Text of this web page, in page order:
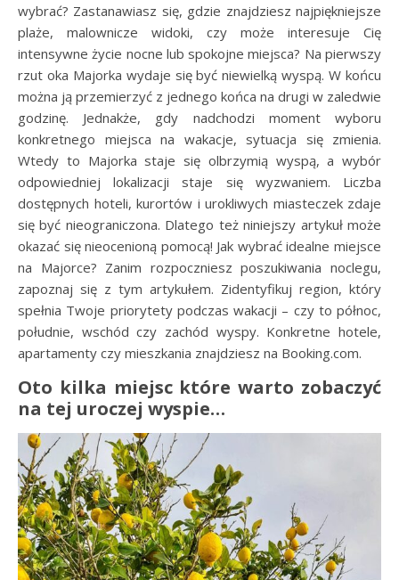
wybrać? Zastanawiasz się, gdzie znajdziesz najpiękniejsze
plaże, malownicze widoki, czy może interesuje Cię
intensywne życie nocne lub spokojne miejsca? Na pierwszy
rzut oka Majorka wydaje się być niewielką wyspą. W końcu
można ją przemierzyć z jednego końca na drugi w zaledwie
godzinę. Jednakże, gdy nadchodzi moment wyboru
konkretnego miejsca na wakacje, sytuacja się zmienia.
Wtedy to Majorka staje się olbrzymią wyspą, a wybór
odpowiedniej lokalizacji staje się wyzwaniem. Liczba
dostępnych hoteli, kurortów i urokliwych miasteczek zdaje
się być nieograniczona. Dlatego też niniejszy artykuł może
okazać się nieocenioną pomocą! Jak wybrać idealne miejsce
na Majorce? Zanim rozpoczniesz poszukiwania noclegu,
zapoznaj się z tym artykułem. Zidentyfikuj region, który
spełnia Twoje priorytety podczas wakacji – czy to północ,
południe, wschód czy zachód wyspy. Konkretne hotele,
apartamenty czy mieszkania znajdziesz na Booking.com.
Oto kilka miejsc które warto zobaczyć
na tej uroczej wyspie…